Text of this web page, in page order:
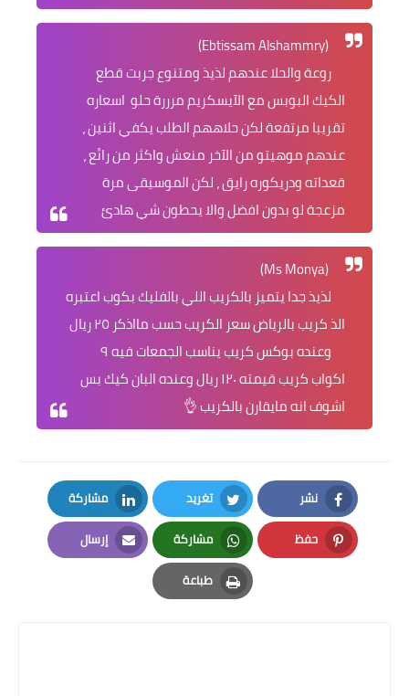
(Ebtissam Alshammry)
روعة والحلا عندهم لذيذ ومتنوع جربت قطع
الكيك البوبس مع الآيسكريم مرررة حلو اسعاره
تقريبا مرتفعة لكن حلاههم الطلب يكفي اثنين ،
عندهم موهيتو من الآخر منعش واكثر من رائع ،
قعداته ودريكوره رايق ، لكن الموسيقى مرة
مزعجة لو بدون افضل والا يحطون شي هادئ
(Ms Monya)
لذيذ جدا يتميز بالكريب اللي بالفليك بكوب اعتبره
الذ كريب بالرياض سعر الكريب حسب مااذكر ٢٥ ريال
وعنده بوكس كريب يناسب الجمعات فيه ٩
اكواب كريب قيمته ١٢٠ ريال وعنده البان كيك بس
اشوف انه مايقارن بالكريب 👌
نشر
Facebook
تغريد
Twitter
مشاركة
LinkedIn
حفظ
Pinterest
مشاركة
Whatsapp
إرسال
Email
طباعة
Print